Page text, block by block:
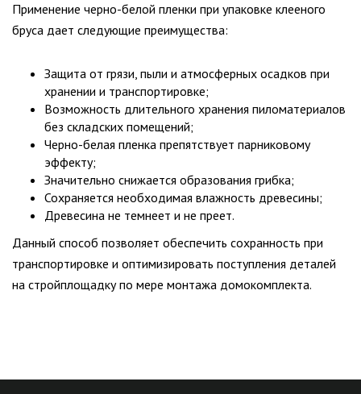
Применение черно-белой пленки при упаковке клееного
бруса дает следующие преимущества:
Защита от грязи, пыли и атмосферных осадков при
хранении и транспортировке;
Возможность длительного хранения пиломатериалов
без складских помещений;
Черно-белая пленка препятствует парниковому
эффекту;
Значительно снижается образования грибка;
Сохраняется необходимая влажность древесины;
Древесина не темнеет и не преет.
Данный способ позволяет обеспечить сохранность при
транспортировке и оптимизировать поступления деталей
на стройплощадку по мере монтажа домокомплекта.